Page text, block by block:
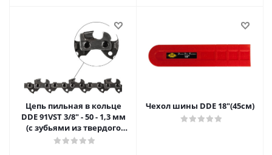
Цепь пильная в кольце
DDE 91VST 3/8" - 50 - 1,3 мм
(с зубьями из твердого
сплава)
Чехол шины DDE 18"(45см)